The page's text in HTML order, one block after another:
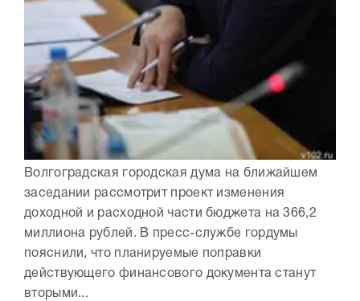
Волгоградская городская дума на ближайшем
заседании рассмотрит проект изменения
доходной и расходной части бюджета на 366,2
миллиона рублей. В пресс-службе гордумы
пояснили, что планируемые поправки
действующего финансового документа станут
вторыми...